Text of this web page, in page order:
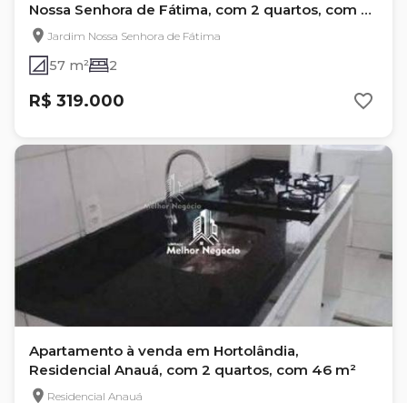
Nossa Senhora de Fátima, com 2 quartos, com 57
m²Jardim Nossa Senhora de Fátima
57 m² 2
R$ 319.000
Apartamento à venda em Hortolândia,
Residencial Anauá, com 2 quartos, com 46 m²
Residencial Anauá